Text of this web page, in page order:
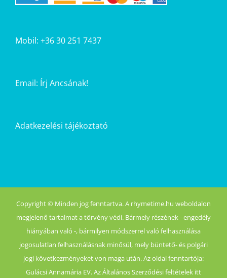
Mobil: +36 30 251 7437
Email: Írj Ancsának!
Adatkezelési tájékoztató
Copyright © Minden jog fenntartva. A rhymetime.hu weboldalon
megjelenő tartalmat a törvény védi. Bármely részének - engedély
hiányában való -, bármilyen módszerrel való felhasználása
jogosulatlan felhasználásnak minősül, mely büntető- és polgári
jogi következményeket von maga után. Az oldal fenntartója:
Gulácsi Annamária EV. Az Általános Szerződési feltételek itt